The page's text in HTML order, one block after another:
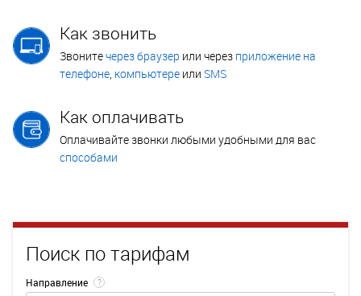
Как звонить
Звонитечерез браузер или через приложение на
телефоне, компьютере или SMS
Как оплачивать
Оплачивайте звонки любыми удобными для вас
способами
Поиск по тарифам
Направление ?